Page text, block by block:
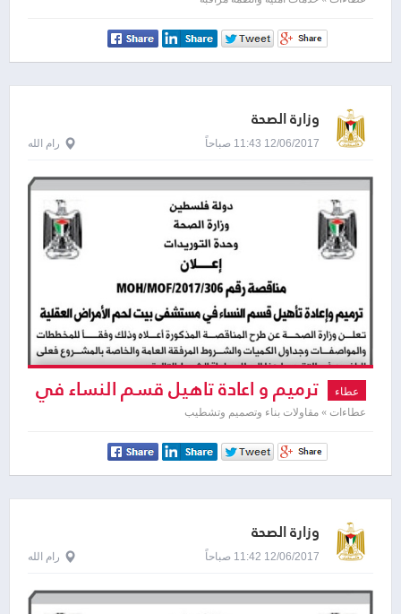
وزارة الصحة
12/06/2017 11:43 صباحاً رام الله
عطاء ترميم و اعادة تاهيل قسم النساء في
مستشفى بيت لحم للامراض العقلية
عطاءات » مقاولات بناء وتصميم وتشطيب
وزارة الصحة
12/06/2017 11:42 صباحاً رام الله